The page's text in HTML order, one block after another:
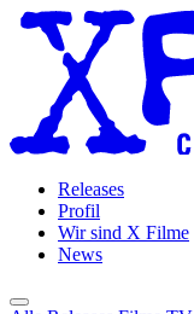
Releases
Profil
Wir sind X Filme
News